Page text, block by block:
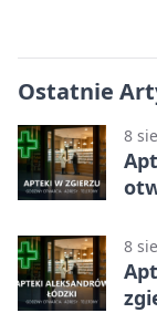
Ostatnie
8
8